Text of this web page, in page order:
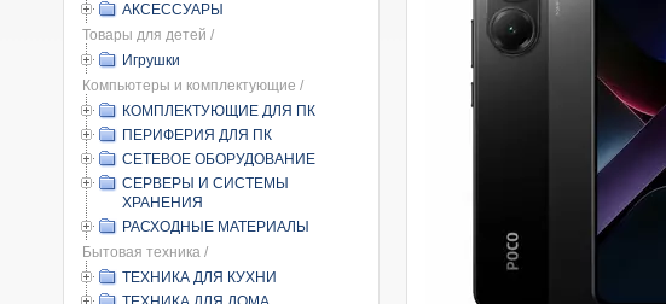
АКСЕССУАРЫ
Товары для детей /
Игрушки
Компьютеры и комплектующие /
КОМПЛЕКТУЮЩИЕ ДЛЯ ПК
ПЕРИФЕРИЯ ДЛЯ ПК
СЕТЕВОЕ ОБОРУДОВАНИЕ
СЕРВЕРЫ И СИСТЕМЫ
ХРАНЕНИЯ
РАСХОДНЫЕ МАТЕРИАЛЫ
Бытовая техника /
ТЕХНИКА ДЛЯ КУХНИ